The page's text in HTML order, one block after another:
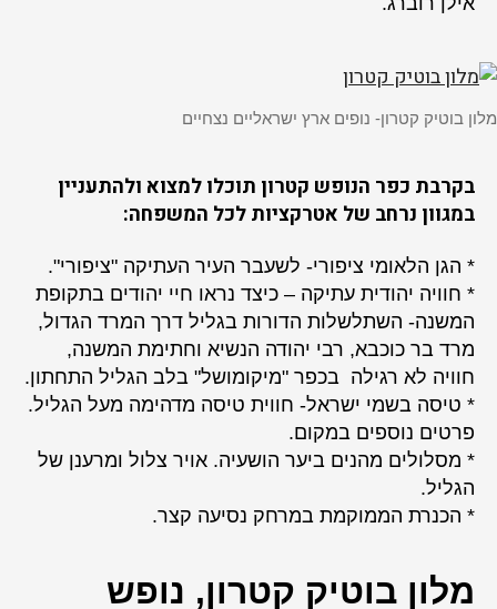
מלון בוטיק קטרון- נופים ארץ ישראליים נצחיים
בקרבת כפר הנופש קטרון תוכלו למצוא ולהתעניין
במגוון נרחב של אטרקציות לכל המשפחה:
* הגן הלאומי ציפורי- לשעבר העיר העתיקה "ציפורי".
* חוויה יהודית עתיקה – כיצד נראו חיי יהודים בתקופת
המשנה- השתלשלות הדורות בגליל דרך המרד הגדול,
מרד בר כוכבא, רבי יהודה הנשיא וחתימת המשנה,
חוויה לא רגילה בכפר "מיקומושל" בלב הגליל התחתון.
* טיסה בשמי ישראל- חווית טיסה מדהימה מעל הגליל.
פרטים נוספים במקום.
* מסלולים מהנים ביער הושעיה. אויר צלול ומרענן של
הגליל.
* הכנרת הממוקמת במרחק נסיעה קצר.
מלון בוטיק קטרון, נופש